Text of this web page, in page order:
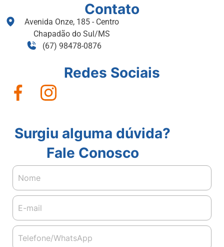
Contato
Avenida Onze, 185 - Centro
Chapadão do Sul/MS
(67) 98478-0876
Redes Sociais
Surgiu alguma dúvida?
Fale Conosco